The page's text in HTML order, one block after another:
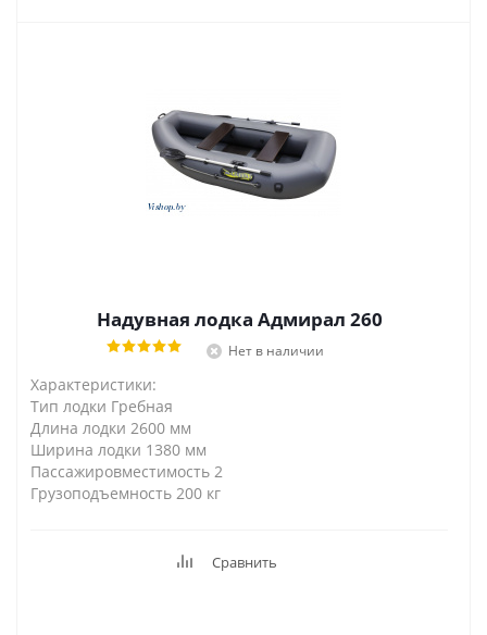
Надувная лодка Адмирал 260
Нет в наличии
Характеристики:
Тип лодки Гребная
Длина лодки 2600 мм
Ширина лодки 1380 мм
Пассажировместимость 2
Грузоподъемность 200 кг
Сравнить